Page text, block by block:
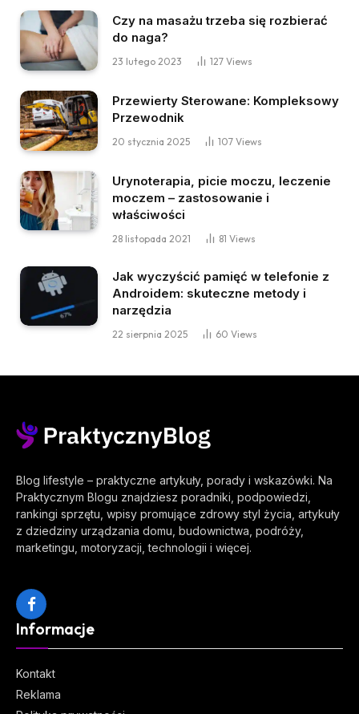
Czy na masażu trzeba się rozbierać
do naga?
23 lutego 2023 127 Views
Przewierty Sterowane: Kompleksowy
Przewodnik
20 stycznia 2025 107 Views
Urynoterapia, picie moczu, leczenie
moczem – zastosowanie i
właściwości
28 listopada 2021 81 Views
Jak wyczyścić pamięć w telefonie z
Androidem: skuteczne metody i
narzędzia
22 sierpnia 2025 60 Views
Blog lifestyle – praktyczne artykuły, porady i wskazówki. Na
Praktycznym Blogu znajdziesz poradniki, podpowiedzi,
rankingi sprzętu, wpisy promujące zdrowy styl życia, artykuły
z dziedziny urządzania domu, budownictwa, podróży,
marketingu, motoryzacji, technologii i więcej.
Facebook
Informacje
Kontakt
Reklama